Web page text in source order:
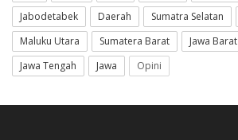
Jabodetabek
Daerah Sumatra Selatan
Maluku Utara
Sumatera Barat Jawa Barat
Jawa Tengah
Jawa Opini